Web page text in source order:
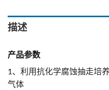
描述
产品参数
1、利用抗化学腐蚀抽走培
气体